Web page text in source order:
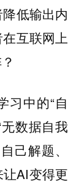
低输出内
互联网上
习中的“自
数据自我
己解题、
AI变得更